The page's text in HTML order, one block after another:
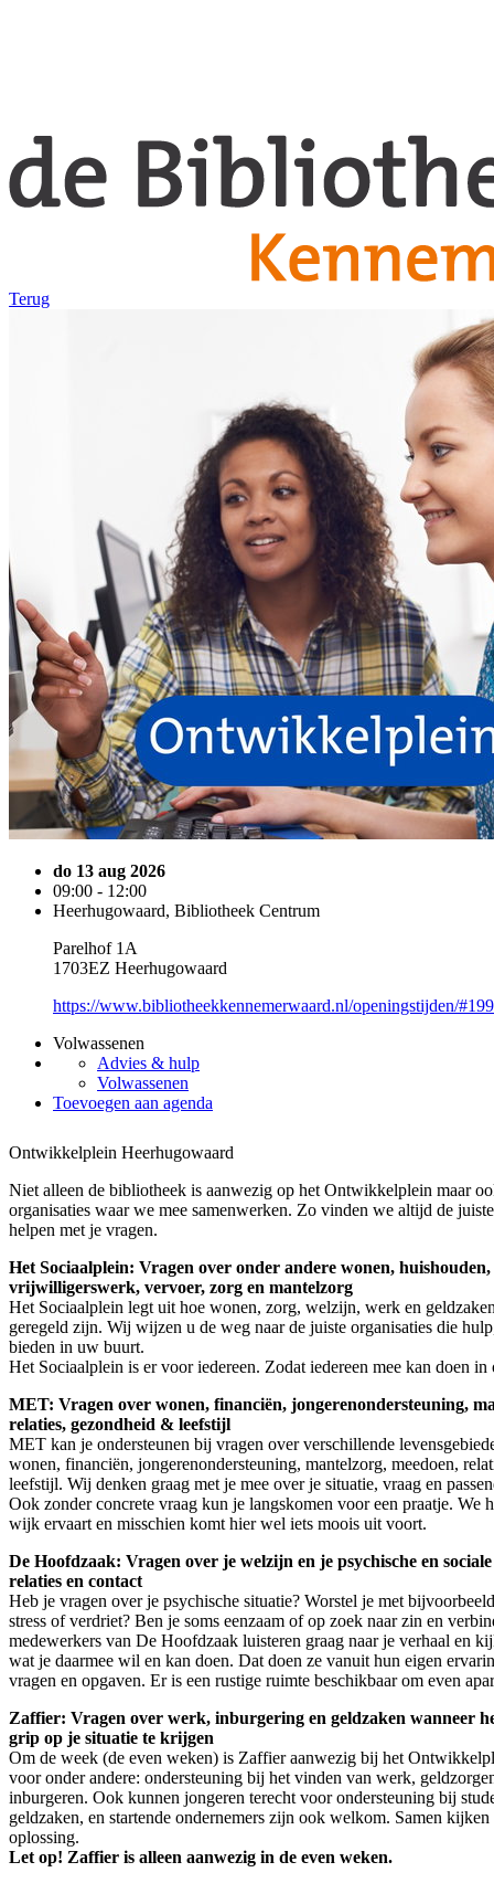
Terug
do 13 aug 2026
09:00 - 12:00
Heerhugowaard, Bibliotheek Centrum
Parelhof 1A
1703EZ Heerhugowaard
https://www.bibliotheekkennemerwaard.nl/openingstijden/
Volwassenen
Advies & hulp
Volwassenen
Toevoegen aan agenda
Ontwikkelplein Heerhugowaard
Niet alleen de bibliotheek is aanwezig op het Ontwikkelplein maar
organisaties waar we mee samenwerken. Zo vinden we altijd de
helpen met je vragen.
Het Sociaalplein: Vragen over onder andere wonen,
vrijwilligerswerk, vervoer, zorg en mantelzorg
Het Sociaalplein legt uit hoe wonen, zorg, welzijn, werk en
geregeld zijn. Wij wijzen u de weg naar de juiste organisaties die
bieden in uw buurt.
Het Sociaalplein is er voor iedereen. Zodat iedereen mee kan doen in
MET: Vragen over wonen, financiën, jongerenondersteuning,
relaties, gezondheid & leefstijl
MET kan je ondersteunen bij vragen over verschillende
wonen, financiën, jongerenondersteuning, mantelzorg, meedoen,
leefstijl. Wij denken graag met je mee over je situatie, vraag en
Ook zonder concrete vraag kun je langskomen voor een praatje. We
wijk ervaart en misschien komt hier wel iets moois uit voort.
De Hoofdzaak: Vragen over je welzijn en je psychische en
relaties en contact
Heb je vragen over je psychische situatie? Worstel je met
stress of verdriet? Ben je soms eenzaam of op zoek naar zin en
medewerkers van De Hoofdzaak luisteren graag naar je verhaal en
wat je daarmee wil en kan doen. Dat doen ze vanuit hun eigen
vragen en opgaven. Er is een rustige ruimte beschikbaar om even
Zaffier: Vragen over werk, inburgering en geldzaken wanneer
grip op je situatie te krijgen
Om de week (de even weken) is Zaffier aanwezig bij het
voor onder andere: ondersteuning bij het vinden van werk,
inburgeren. Ook kunnen jongeren terecht voor ondersteuning bij
geldzaken, en startende ondernemers zijn ook welkom. Samen kijken
oplossing.
Let op! Zaffier is alleen aanwezig in de even weken.